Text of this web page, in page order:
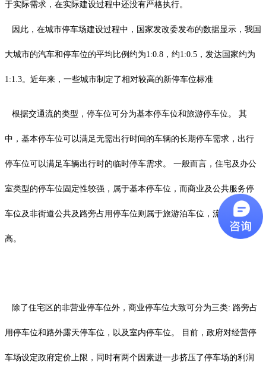
于实际需求，在实际建设过程中还没有严格执行。
因此，在城市停车场建设过程中，国家发改委发布的数据显示，我国
大城市的汽车和停车位的平均比例约为1:0.8，约1:0.5，发达国家约为
1:1.3。近年来，一些城市制定了相对较高的新停车位标准
根据交通流的类型，停车位可分为基本停车位和旅游停车位。 其
中，基本停车位可以满足无需出行时间的车辆的长期停车需求，出行
停车位可以满足车辆出行时的临时停车需求。 一般而言，住宅及办公
室类型的停车位固定性较强，属于基本停车位，而商业及公共服务停
车位及非街道公共及路旁占用停车位则属于旅游泊车位，流动性较
高。
除了住宅区的非营业停车位外，商业停车位大致可分为三类: 路旁占
用停车位和路外露天停车位，以及室内停车位。 目前，政府对经营停
车场设定政府定价上限，同时有两个因素进一步挤压了停车场的利润